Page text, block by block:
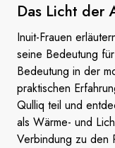
Das Licht der
Inuit-Frauen
seine Bedeutung
Bedeutung in der
praktischen
Qulliq teil und
als Wärme- und
Verbindung zu den